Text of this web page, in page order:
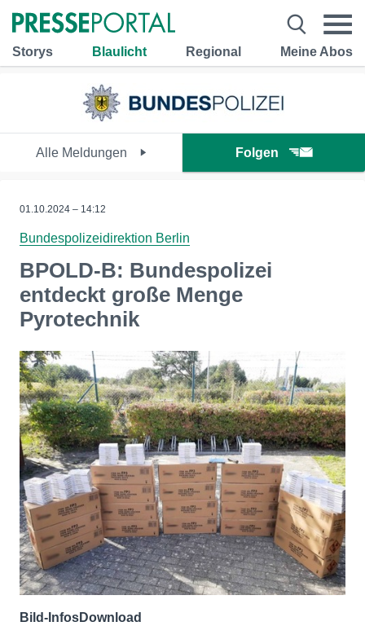
Storys Blaulicht Regional Meine Abos
Alle Meldungen Folgen
01.10.2024 – 14:12
Bundespolizeidirektion Berlin
BPOLD-B: Bundespolizei
entdeckt große Menge
Pyrotechnik
Bild-InfosDownload